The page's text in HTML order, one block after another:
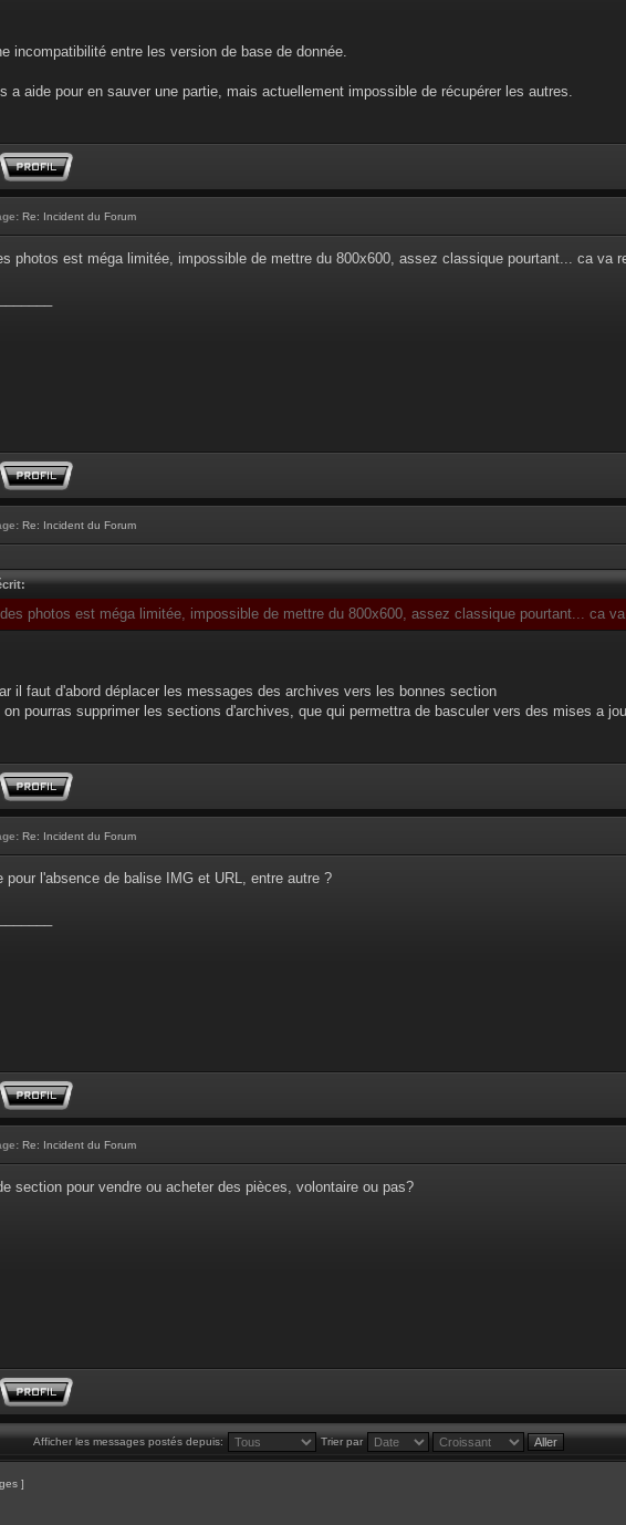
incompatibilité entre les version de base de donnée.
a aide pour en sauver une partie, mais actuellement impossible de récupérer les autres.
Re: Incident du Forum
photos est méga limitée, impossible de mettre du 800x600, assez classique pourtant... ca va
Re: Incident du Forum
des photos est méga limitée, impossible de mettre du 800x600, assez classique pourtant... ca
il faut d'abord déplacer les messages des archives vers les bonnes section
pourras supprimer les sections d'archives, que qui permettra de basculer vers des mises a
Re: Incident du Forum
pour l'absence de balise IMG et URL, entre autre ?
Re: Incident du Forum
section pour vendre ou acheter des pièces, volontaire ou pas?
Afficher les messages postés depuis: Trier par
]